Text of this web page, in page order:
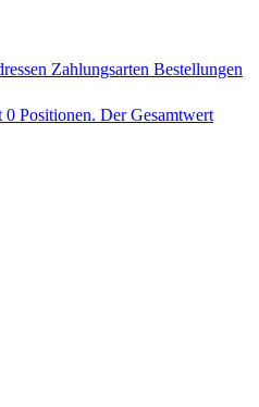
Zahlungsarten Bestellungen
0 Positionen. Der Gesamtwert